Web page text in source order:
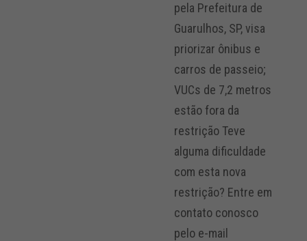
pela Prefeitura de
Guarulhos, SP, visa
priorizar ônibus e
carros de passeio;
VUCs de 7,2 metros
estão fora da
restrição Teve
alguma dificuldade
com esta nova
restrição? Entre em
contato conosco
pelo e-mail